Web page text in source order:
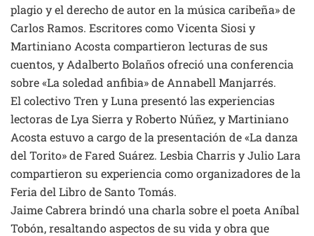
plagio y el derecho de autor en la música caribeña» de
Carlos Ramos. Escritores como Vicenta Siosi y
Martiniano Acosta compartieron lecturas de sus
cuentos, y Adalberto Bolaños ofreció una conferencia
sobre «La soledad anfibia» de Annabell Manjarrés.
El colectivo Tren y Luna presentó las experiencias
lectoras de Lya Sierra y Roberto Núñez, y Martiniano
Acosta estuvo a cargo de la presentación de «La danza
del Torito» de Fared Suárez. Lesbia Charris y Julio Lara
compartieron su experiencia como organizadores de la
Feria del Libro de Santo Tomás.
Jaime Cabrera brindó una charla sobre el poeta Aníbal
Tobón, resaltando aspectos de su vida y obra que